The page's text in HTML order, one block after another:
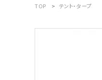
TOP テント・タープ